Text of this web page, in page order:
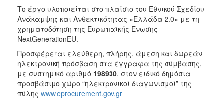
Το έργο υλοποιείται στο πλαίσιο του Εθνικού Σχεδίου
Ανάκαμψης και Ανθεκτικότητας «Ελλάδα 2.0» με τη
χρηματοδότηση της Ευρωπαϊκής Ένωσης –
NextGenerationEU.
Προσφέρεται ελεύθερη, πλήρης, άμεση και δωρεάν
ηλεκτρονική πρόσβαση στα έγγραφα της σύμβασης,
με συστημικό αριθμό 198930, στον ειδικό δημόσια
προσβάσιμο χώρο “ηλεκτρονικοί διαγωνισμοί” της
πύλης www.eprocurement.gov.gr